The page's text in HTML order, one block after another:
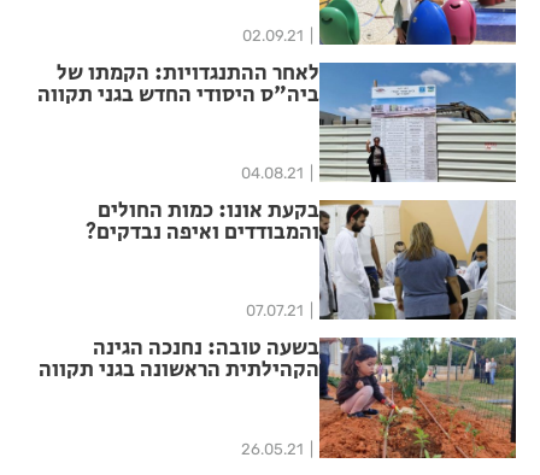
02.09.21
לאחר ההתנגדויות: הקמתו של
ביה"ס היסודי החדש בגני תקווה
04.08.21
בקעת אונו: כמות החולים
והמבודדים ואיפה נבדקים?
07.07.21
בשעה טובה: נחנכה הגינה
הקהילתית הראשונה בגני תקווה
26.05.21